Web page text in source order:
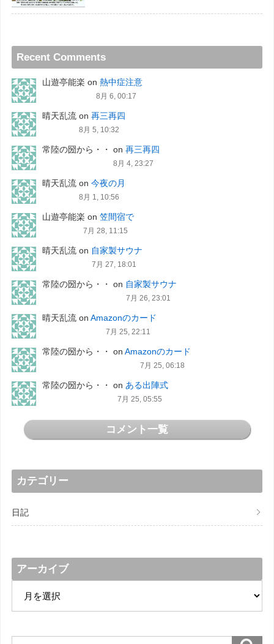
Recent Comments
山遊亭能楽 on 熱中症注意
8月 6, 00:17
晴天乱流on 再三再四
8月 5, 10:32
常陸の圀から・・ on 再三再四
8月 4, 23:27
晴天乱流on 今夜の月
8月 1, 10:56
山遊亭能楽 on 笠間宿で
7月 28, 11:15
晴天乱流on 自家製サウナ
7月 27, 18:01
常陸の圀から・・ on 自家製サウナ
7月 26, 23:01
晴天乱流on Amazonのカード
7月 25, 22:11
常陸の圀から・・ on Amazonのカード
7月 25, 06:18
常陸の圀から・・ on ある出陣式
7月 25, 05:55
コメント一覧
カテゴリー
日記
アーカイブ
カ
ブ